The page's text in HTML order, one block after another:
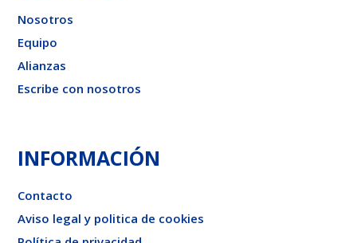
Nosotros
Equipo
Alianzas
Escribe con nosotros
INFORMACIÓN
Contacto
Aviso legal y politica de cookies